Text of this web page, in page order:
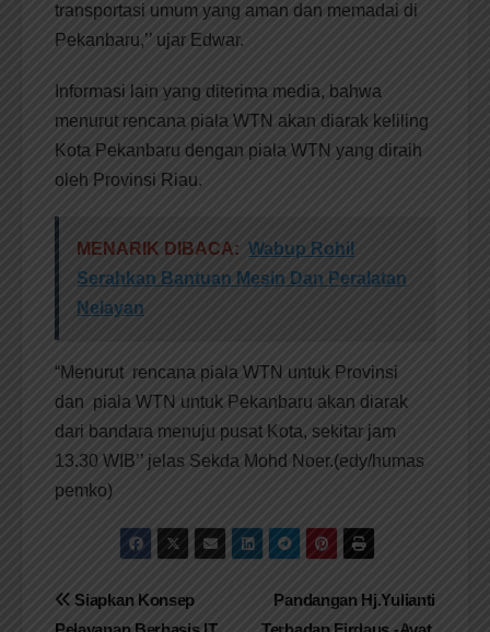
transportasi umum yang aman dan memadai di
Pekanbaru,’’ ujar Edwar.
Informasi lain yang diterima media, bahwa
menurut rencana piala WTN akan diarak keliling
Kota Pekanbaru dengan piala WTN yang diraih
oleh Provinsi Riau.
MENARIK DIBACA: Wabup Rohil
Serahkan Bantuan Mesin Dan Peralatan
Nelayan
“Menurut rencana piala WTN untuk Provinsi
dan piala WTN untuk Pekanbaru akan diarak
dari bandara menuju pusat Kota, sekitar jam
13.30 WIB’’ jelas Sekda Mohd Noer.(edy/humas
pemko)
Navigasi
Pandangan Hj.Yulianti
Siapkan Konsep